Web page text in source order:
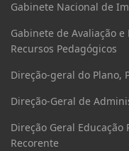
Gabinete Nacional de
Gabinete de Avaliação
Recursos Pedagógicos
Direção-geral do Plano,
Direção-Geral de
Direção Geral Educação
Recorente